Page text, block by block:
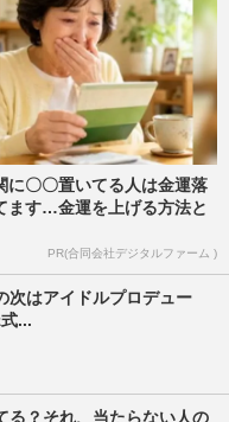
に〇〇置いてる人は金運落
ます…金運を上げる方法と
PR(合同会社デジタルファーム )
次はアイドルプロデュー
...
る？それ、当たらない人の